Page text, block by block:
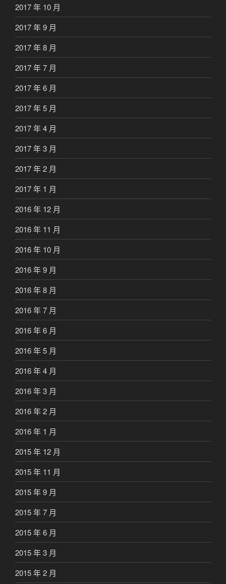
2017 年 10 月
2017 年 9 月
2017 年 8 月
2017 年 7 月
2017 年 6 月
2017 年 5 月
2017 年 4 月
2017 年 3 月
2017 年 2 月
2017 年 1 月
2016 年 12 月
2016 年 11 月
2016 年 10 月
2016 年 9 月
2016 年 8 月
2016 年 7 月
2016 年 6 月
2016 年 5 月
2016 年 4 月
2016 年 3 月
2016 年 2 月
2016 年 1 月
2015 年 12 月
2015 年 11 月
2015 年 9 月
2015 年 7 月
2015 年 6 月
2015 年 3 月
2015 年 2 月